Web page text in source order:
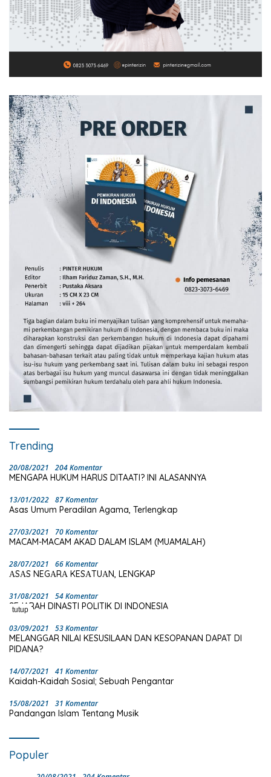
Trending
20/08/2021 204 Komentar
MENGAPA HUKUM HARUS DITAATI? INI ALASANNYA
13/01/2022 87 Komentar
Asas Umum Peradilan Agama, Terlengkap
27/03/2021 70 Komentar
MACAM-MACAM AKAD DALAM ISLAM (MUAMALAH)
28/07/2021 66 Komentar
ΑSΑS NEGΑRΑ KESΑTUΑN, LENGKAP
31/08/2021 54 Komentar
SEJARAH DINASTI POLITIK DI INDONESIA
03/09/2021 53 Komentar
MELANGGAR NILAI KESUSILAAN DAN KESOPANAN DAPAT DI
PIDANA?
14/07/2021 41 Komentar
Kaidah-Kaidah Sosial; Sebuah Pengantar
15/08/2021 31 Komentar
Pandangan Islam Tentang Musik
Populer
tutup